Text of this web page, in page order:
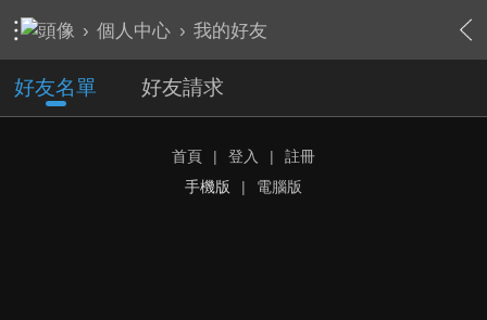
› 個人中心 › 我的好友
好友名單 好友請求
首頁 | 登入 |
註冊
手機版
| 電腦版